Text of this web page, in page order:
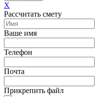
X
Рассчитать смету
Ваше имя
Телефон
Почта
Прикрепить файл